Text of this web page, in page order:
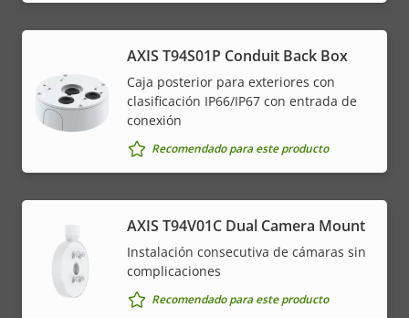
AXIS T94S01P Conduit Back Box
Caja posterior para exteriores con
clasificación IP66/IP67 con entrada de
conexión
Recomendado para este producto
AXIS T94V01C Dual Camera Mount
Instalación consecutiva de cámaras sin
complicaciones
Recomendado para este producto